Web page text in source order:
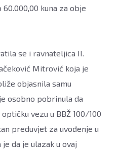
kuna za obje
se i ravnateljica II.
Mitrović koja je
objasnila samu
osobno pobrinula da
vezu u BBŽ 100/100
preduvjet za uvođenje u
da je ulazak u ovaj